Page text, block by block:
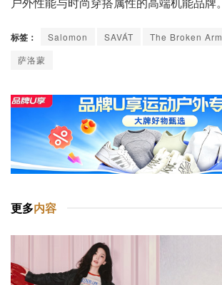
标签： Salomon SAVÁT The Broken Arm
萨洛蒙
更多内容